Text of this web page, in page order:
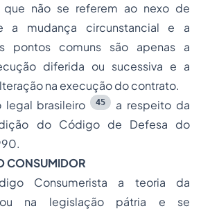
não se referem ao nexo de
a mudança circunstancial e a
pontos comuns são apenas a
diferida ou sucessiva e a
na execução do contrato.
legal brasileiro 45
a respeito da
do Código de Defesa do
CONSUMIDOR
Consumerista a teoria da
na legislação pátria e se